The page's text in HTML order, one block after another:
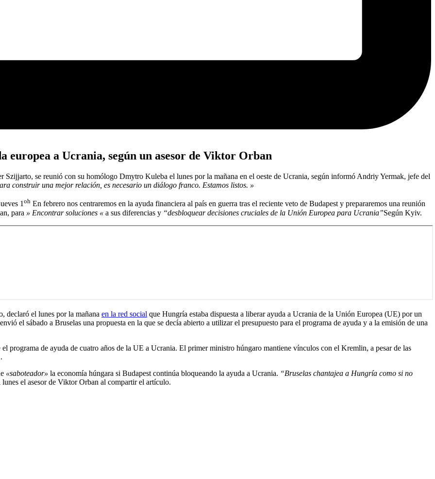
europea a Ucrania, según un asesor de Viktor Orban
Szijjarto, se reunió con su homólogo Dmytro Kuleba el lunes por la mañana en el oeste de Ucrania, según informó Andriy Yermak, jefe del
construir una mejor relación, es necesario un diálogo franco. Estamos listos. »
1oh En febrero nos centraremos en la ayuda financiera al país en guerra tras el reciente veto de Budapest y prepararemos una reunión
para » Encontrar soluciones « a sus diferencias y “desbloquear decisiones cruciales de la Unión Europea para Ucrania”Según Kyiv.
declaró el lunes por la mañana en la red social que Hungría estaba dispuesta a liberar ayuda a Ucrania de la Unión Europea (UE) por un
el sábado a Bruselas una propuesta en la que se decía abierto a utilizar el presupuesto para el programa de ayuda y a la emisión de una
programa de ayuda de cuatro años de la UE a Ucrania. El primer ministro húngaro mantiene vínculos con el Kremlin, a pesar de las
«saboteador» la economía húngara si Budapest continúa bloqueando la ayuda a Ucrania. “Bruselas chantajea a Hungría como si no
el asesor de Viktor Orban al compartir el artículo.